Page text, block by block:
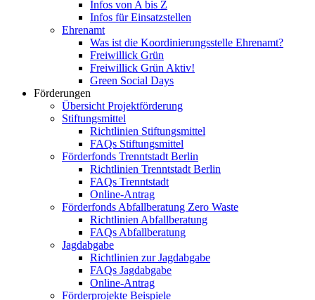
Infos von A bis Z
Infos für Einsatzstellen
Ehrenamt
Was ist die Koordinierungsstelle Ehrenamt?
Freiwillick Grün
Freiwillick Grün Aktiv!
Green Social Days
Förderungen
Übersicht Projektförderung
Stiftungsmittel
Richtlinien Stiftungsmittel
FAQs Stiftungsmittel
Förderfonds Trenntstadt Berlin
Richtlinien Trenntstadt Berlin
FAQs Trenntstadt
Online-Antrag
Förderfonds Abfallberatung Zero Waste
Richtlinien Abfallberatung
FAQs Abfallberatung
Jagdabgabe
Richtlinien zur Jagdabgabe
FAQs Jagdabgabe
Online-Antrag
Förderprojekte Beispiele